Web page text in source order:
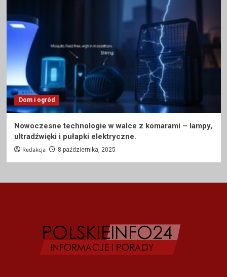
Dom i ogród
Nowoczesne technologie w walce z komarami – lampy,
ultradźwięki i pułapki elektryczne.
Redakcja 8 października, 2025